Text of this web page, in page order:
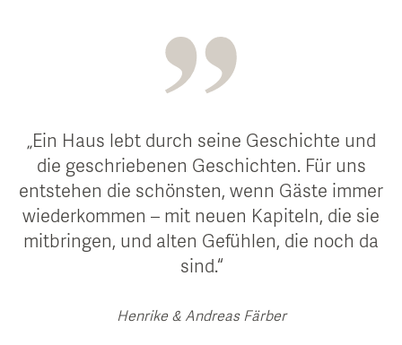
Ein Haus lebt durch seine Geschichte und
die geschriebenen Geschichten. Für uns
entstehen die schönsten, wenn Gäste immer
wiederkommen – mit neuen Kapiteln, die sie
mitbringen, und alten Gefühlen, die noch da
sind.
Henrike & Andreas Färber